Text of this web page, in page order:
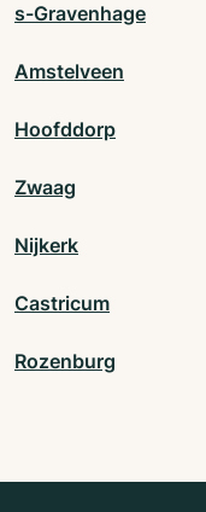
s-Gravenhage
Amstelveen
Hoofddorp
Zwaag
Nijkerk
Castricum
Rozenburg